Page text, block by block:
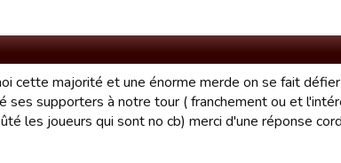
cette majorité et une énorme merde on se fait
ses supporters à notre tour ( franchement ou et
les joueurs qui sont no cb) merci d'une réponse